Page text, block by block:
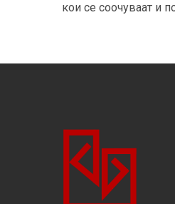
кои се соочуваат и